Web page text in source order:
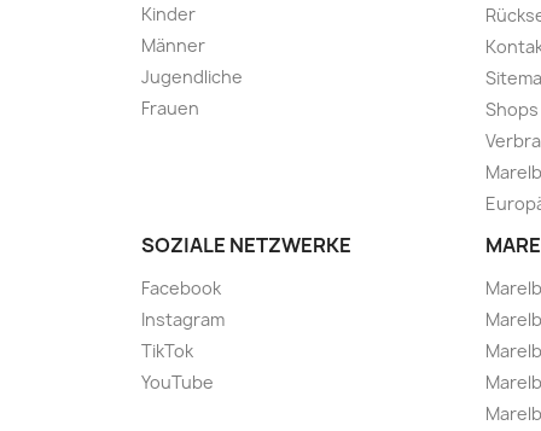
Kinder
Männer
Jugendliche
Frauen
Shops
SOZIALE NETZWERKE
Facebook
Instagram
TikTok
YouTube